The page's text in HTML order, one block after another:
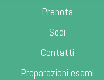
Prenota
Sedi
Contatti
Preparazioni esami